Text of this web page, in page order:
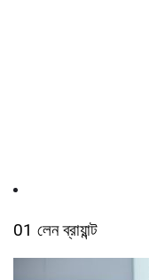
01 লেন ব্রায়ান্ট